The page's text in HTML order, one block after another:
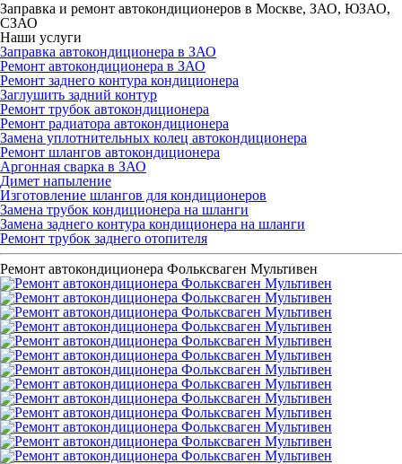
Заправка и ремонт автокондиционеров в Москве, ЗАО, ЮЗАО,
СЗАО
Наши услуги
Заправка автокондиционера в ЗАО
Ремонт автокондиционера в ЗАО
Ремонт заднего контура кондиционера
Заглушить задний контур
Ремонт трубок автокондиционера
Ремонт радиатора автокондиционера
Замена уплотнительных колец автокондиционера
Ремонт шлангов автокондиционера
Аргонная сварка в ЗАО
Димет напыление
Изготовление шлангов для кондиционеров
Замена трубок кондиционера на шланги
Замена заднего контура кондиционера на шланги
Ремонт трубок заднего отопителя
Ремонт автокондиционера Фольксваген Мультивен